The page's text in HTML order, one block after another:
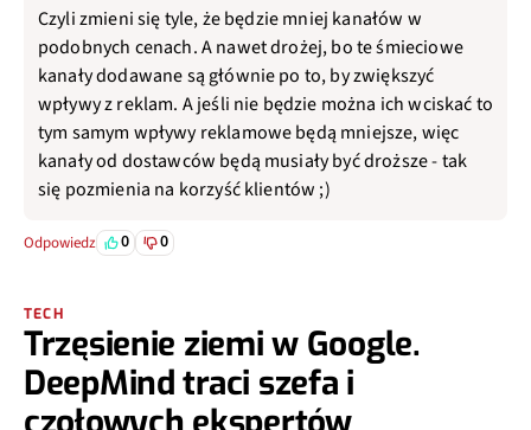
Czyli zmieni się tyle, że będzie mniej kanałów w
podobnych cenach. A nawet drożej, bo te śmieciowe
kanały dodawane są głównie po to, by zwiększyć
wpływy z reklam. A jeśli nie będzie można ich wciskać to
tym samym wpływy reklamowe będą mniejsze, więc
kanały od dostawców będą musiały być droższe - tak
się pozmienia na korzyść klientów ;)
Odpowiedz 0 0
TECH
Trzęsienie ziemi w Google.
DeepMind traci szefa i
czołowych ekspertów